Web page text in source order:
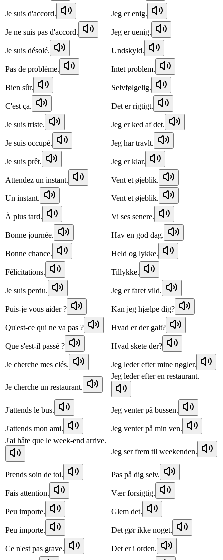
Je suis d'accord. Jeg er enig.
Je ne suis pas d'accord. Jeg er uenig.
Je suis désolé. Undskyld.
Pas de problème. Intet problem.
Bien sûr. Selvfølgelig.
C'est ça. Det er rigtigt.
Je suis triste. Jeg er ked af det.
Je suis occupé. Jeg har travlt.
Je suis prêt. Jeg er klar.
Attendez un instant. Vent et øjeblik.
Un instant. Vent et øjeblik.
À plus tard. Vi ses senere.
Bonne journée. Hav en god dag.
Bonne chance. Held og lykke.
Félicitations. Tillykke.
Je suis perdu. Jeg er faret vild.
Puis-je vous aider ? Kan jeg hjælpe dig?
Qu'est-ce qui ne va pas ? Hvad er der galt?
Que s'est-il passé ? Hvad skete der?
Je cherche mes clés. Jeg leder efter mine nøgler.
Je cherche un restaurant.
Jeg leder efter en restaurant.
J'attends le bus. Jeg venter på bussen.
J'attends mon ami.
Jeg venter på min ven.
J'ai hâte que le week-end arrive.
Jeg ser frem til weekenden.
Prends soin de toi. Pas på dig selv.
Fais attention. Vær forsigtig.
Peu importe. Glem det.
Peu importe. Det gør ikke noget.
Ce n'est pas grave. Det er i orden.